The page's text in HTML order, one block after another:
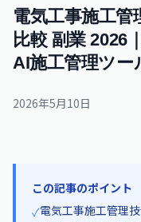
電気工事施工管
比較 副業 2026
AI施工管理ツー
2026年5月10日
この記事のポイント
✓電気工事施工管理